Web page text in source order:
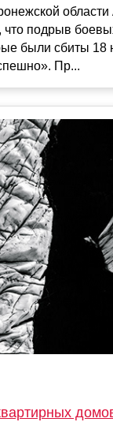
что подрыв
были сбиты 18
Пр...